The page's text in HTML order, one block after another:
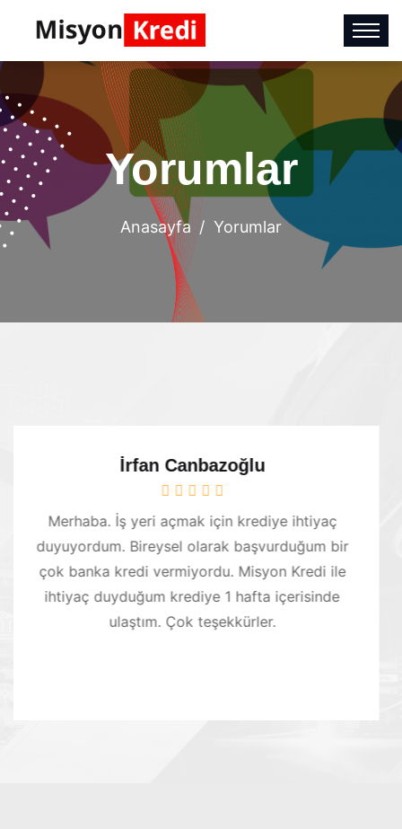
Yorumlar
Anasayfa Yorumlar
Aslı Derelioğlu
Ticari olarak güzellik merkezi olarak
vermekteyim. İşleri büyütmek amacıyla
bir çok kurum ve kuruluş kredi vermeyi
ederken aradığım kredi ihtiyacına
aracılığıyla kolaylıkla kavuştum.